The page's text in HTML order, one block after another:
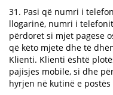
31. Pasi që numri i
llogarinë, numri i
përdoret si mjet pagese
që këto mjete dhe të
Klienti. Klienti është
pajisjes mobile, si dhe
hyrjen në kutinë e